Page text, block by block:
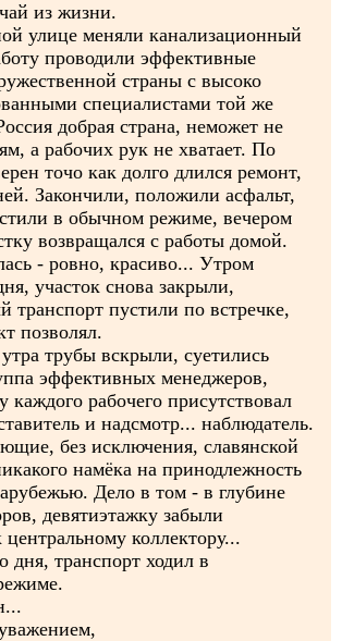
из жизни.
улице меняли канализационный
проводили эффективные
страны с высоко
специалистами той же
добрая страна, неможет не
а рабочих рук не хватает. По
точо как долго длился ремонт,
Закончили, положили асфальт,
в обычном режиме, вечером
возвращался с работы домой.
- ровно, красиво... Утром
участок снова закрыли,
транспорт пустили по встречке,
позволял.
трубы вскрыли, суетились
эффективных менеджеров,
каждого рабочего присутствовал
и надсмотр... наблюдатель.
без исключения, славянской
намёка на принодлежность
Дело в том - в глубине
девятиэтажку забыли
коллектору...
дня, транспорт ходил в